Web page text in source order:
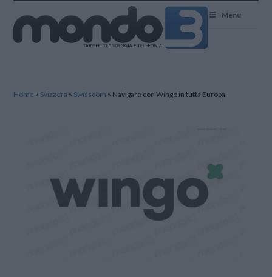
Menu
Home » Svizzera » Swisscom » Navigare con Wingo in tutta Europa